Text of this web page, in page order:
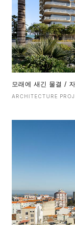
모래에 새긴 물결 /
ARCHITECTURE